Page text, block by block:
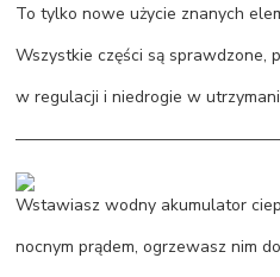
To tylko nowe użycie znanych
Wszystkie części są sprawdzone,
w regulacji i niedrogie w
Wstawiasz wodny akumulator
nocnym prądem, ogrzewasz nim